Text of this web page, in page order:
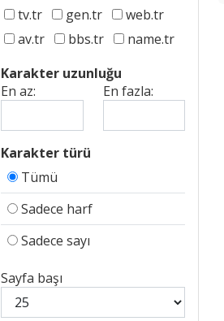
tv.tr
gen.tr
web.tr
av.tr
bbs.tr
name.tr
Karakter uzunluğu
En az:
En fazla:
Karakter türü
Tümü
Sadece harf
Sadece sayı
Sayfa başı